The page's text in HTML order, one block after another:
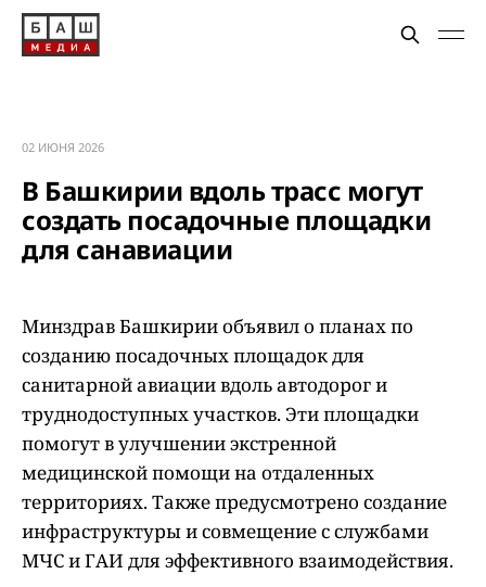
02 ИЮНЯ 2026
В Башкирии вдоль трасс могут
создать посадочные площадки
для санавиации
Минздрав Башкирии объявил о планах по
созданию посадочных площадок для
санитарной авиации вдоль автодорог и
труднодоступных участков. Эти площадки
помогут в улучшении экстренной
медицинской помощи на отдаленных
территориях. Также предусмотрено создание
инфраструктуры и совмещение с службами
МЧС и ГАИ для эффективного взаимодействия.